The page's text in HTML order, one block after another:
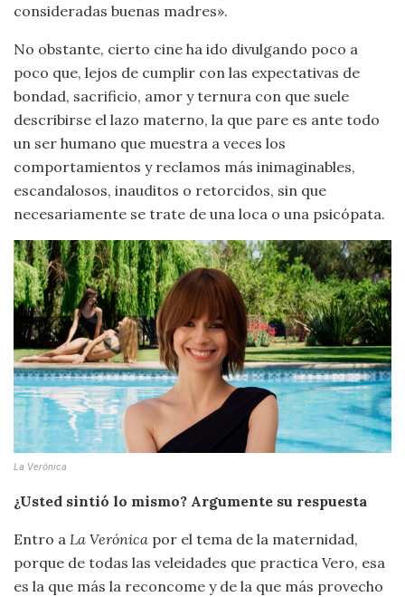
consideradas buenas madres».
No obstante, cierto cine ha ido divulgando poco a
poco que, lejos de cumplir con las expectativas de
bondad, sacrificio, amor y ternura con que suele
describirse el lazo materno, la que pare es ante todo
un ser humano que muestra a veces los
comportamientos y reclamos más inimaginables,
escandalosos, inauditos o retorcidos, sin que
necesariamente se trate de una loca o una psicópata.
La Verónica
¿Usted sintió lo mismo? Argumente su respuesta
Entro a La Verónica por el tema de la maternidad,
porque de todas las veleidades que practica Vero, esa
es la que más la reconcome y de la que más provecho